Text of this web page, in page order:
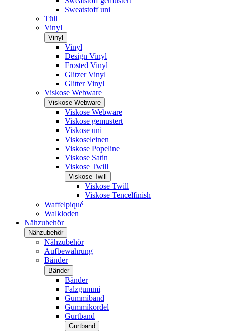
Sweatstoff uni
Tüll
Vinyl
Vinyl
Vinyl
Design Vinyl
Frosted Vinyl
Glitzer Vinyl
Glitter Vinyl
Viskose Webware
Viskose Webware
Viskose Webware
Viskose gemustert
Viskose uni
Viskoseleinen
Viskose Popeline
Viskose Satin
Viskose Twill
Viskose Twill
Viskose Twill
Viskose Tencelfinish
Waffelpiqué
Walkloden
Nähzubehör
Nähzubehör
Nähzubehör
Aufbewahrung
Bänder
Bänder
Bänder
Falzgummi
Gummiband
Gummikordel
Gurtband
Gurtband